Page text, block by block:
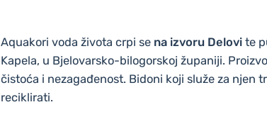
Aquakori voda života crpi se na izvoru Delovi te
Kapela, u Bjelovarsko-bilogorskoj županiji.
čistoća i nezagađenost. Bidoni koji služe za njen
reciklirati.